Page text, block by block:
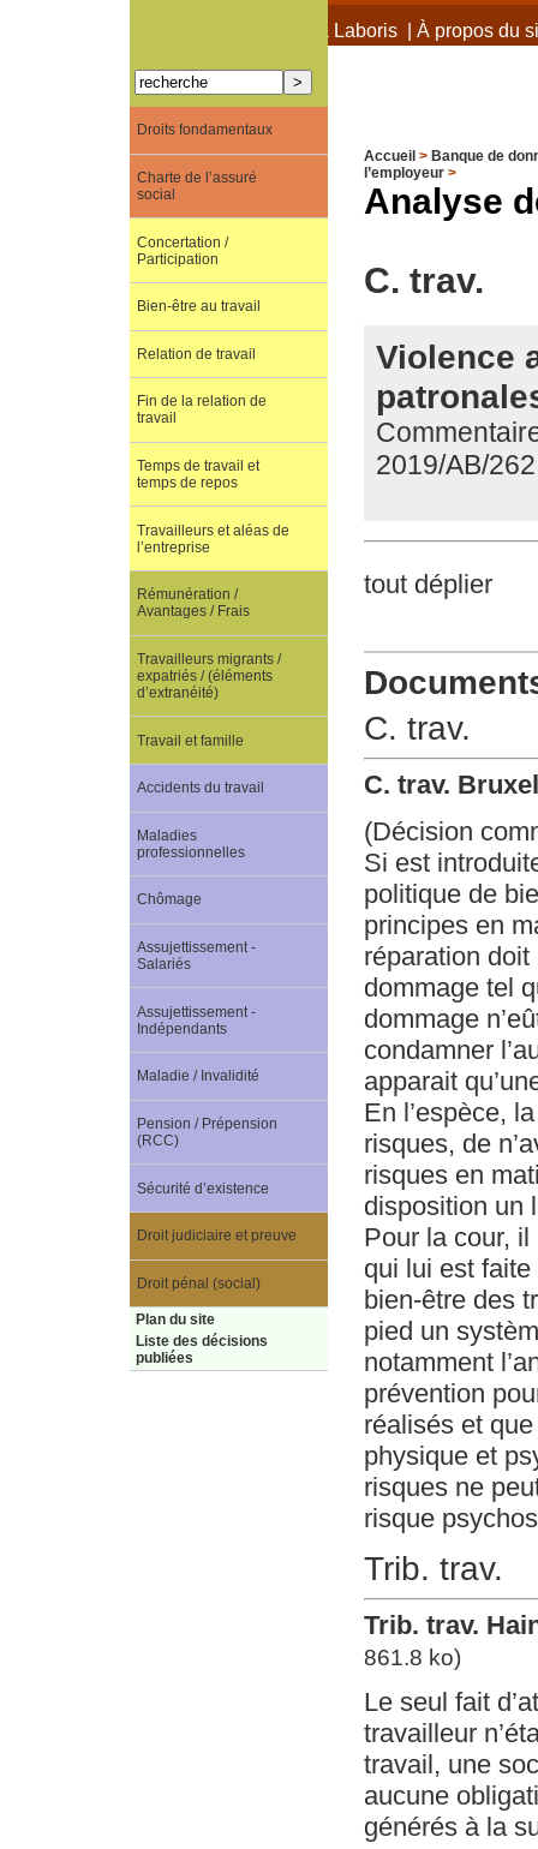
À propos de Terra Laboris| À propos du
Accueil > Banque de
l’employeur>
Analyse
C. trav.
Violence
2019/AB/262
tout déplier
C. trav.
C. trav.
(Décision
Si est
politique de
principes en
réparation doit
dommage tel
dommage
condamner
apparait
En l’espèce,
risques, de
risques en
disposition un
Pour la cour, il
qui lui est
bien-être des
pied un
notamment
prévention
réalisés et
physique et
risques ne
risque
Trib. trav.
Trib. trav.
861.8 ko)
Le seul fait
travailleur
travail, une
aucune
générés à la
Droits fondamentaux
Charte de l’assuré
social
Concertation /
Participation
Bien-être au travail
Relation de travail
Fin de la relation de
travail
Temps de travail et
temps de repos
Travailleurs et aléas de
l’entreprise
Rémunération /
Avantages / Frais
Travailleurs migrants /
expatriés / (éléments
d’extranéité)
Travail et famille
Accidents du travail
Maladies
professionnelles
Chômage
Assujettissement -
Salariés
Assujettissement -
Indépendants
Maladie / Invalidité
Pension / Prépension
(RCC)
Sécurité d’existence
Droit judiciaire et preuve
Droit pénal (social)
Plan du site
Liste des décisions
publiées